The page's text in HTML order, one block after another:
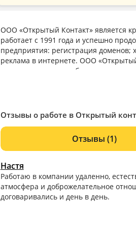
ООО «Открытый Контакт» является
работает с 1991 года и успешно
предприятия: регистрация доменов;
реклама в интернете. ООО
карьерного роста, работу в
Отзывы о работе в Открытый
Отзывы(1)
Настя
Работаю в компании удаленно,
атмосфера и доброжелательное
договаривались и день в день.